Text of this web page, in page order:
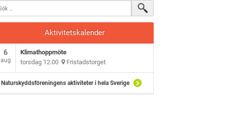
Aktivitetskalender
6
aug
Klimathoppmöte
torsdag 12.00 Fristadstorget
Naturskyddsföreningens aktiviteter i hela Sverige